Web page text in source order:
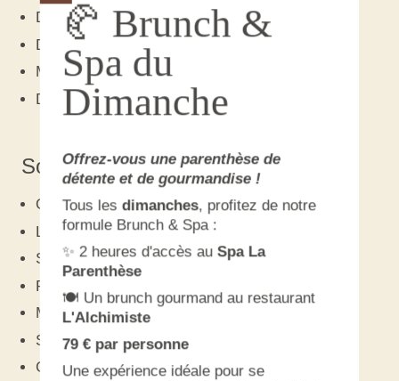
Day Spa 5 soins – 2 jours
Day Spa 3 soins – 1 jour
Ma Douce Parenthèse
Day Spa 10 soins – 3 jours
Soins
Options Haute Protection Regard
Lit hydromassant
Sensations orientales
Rituel Visage Secret
Massage Silhouette
Soin Fondamental Homme
Gommage fondant
🥐 Brunch &
Spa du
Dimanche
Offrez-vous une parenthèse de
détente et de gourmandise !
Tous les dimanches, profitez de notre
formule Brunch & Spa :
✨ 2 heures d'accès au Spa La
Parenthèse
🍽️ Un brunch gourmand au restaurant
L'Alchimiste
79 € par personne
Une expérience idéale pour se